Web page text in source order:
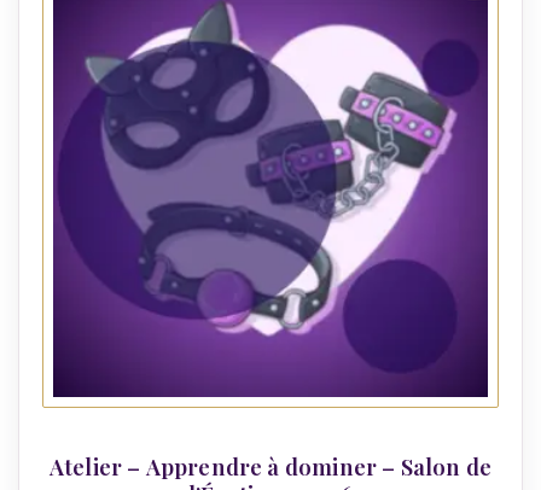
Atelier – Apprendre à dominer – Salon de